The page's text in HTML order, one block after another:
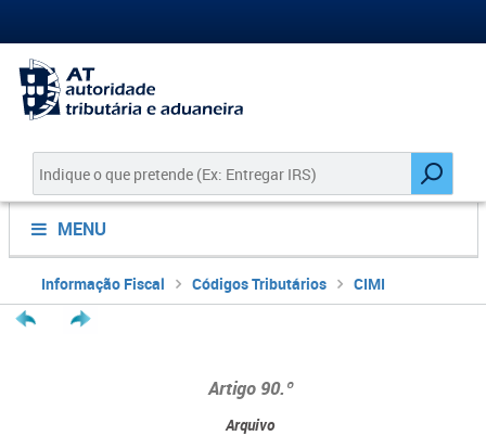
MENU
Informação Fiscal Códigos Tributários CIMI
Artigo 90.º
Arquivo